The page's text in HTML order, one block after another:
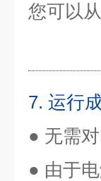
您可以
7. 运行
● 无需对
● 由于